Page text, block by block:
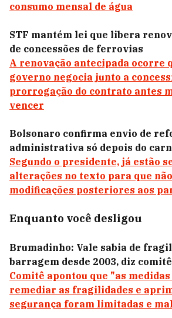
consumo mensal de água
STF mantém lei que libera
de concessões de ferrovias
A renovação antecipada ocorre
governo negocia junto a
prorrogação do contrato antes
vencer
Bolsonaro confirma envio de
administrativa só depois do
Segundo o presidente, já estão
alterações no texto para que
modificações posteriores aos
Enquanto você desligou
Brumadinho: Vale sabia de
barragem desde 2003, diz comitê
Comitê apontou que "as
remediar as fragilidades e
segurança foram limitadas e